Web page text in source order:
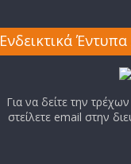
Ενδεικτικά
Για να δείτε την
στείλετε email στην